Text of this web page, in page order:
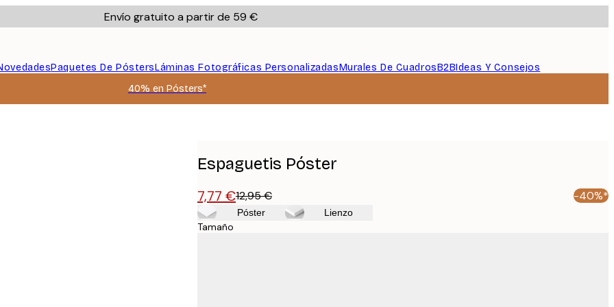
Envío gratuito a partir de 59 €
Paquetes De PóstersLáminas Fotográficas PersonalizadasMurales De CuadrosB2BIdeas Y Consejos
40% en Pósters*
Espaguetis Póster
7,77 €12,95 € -40%*
Póster Lienzo
Tamaño